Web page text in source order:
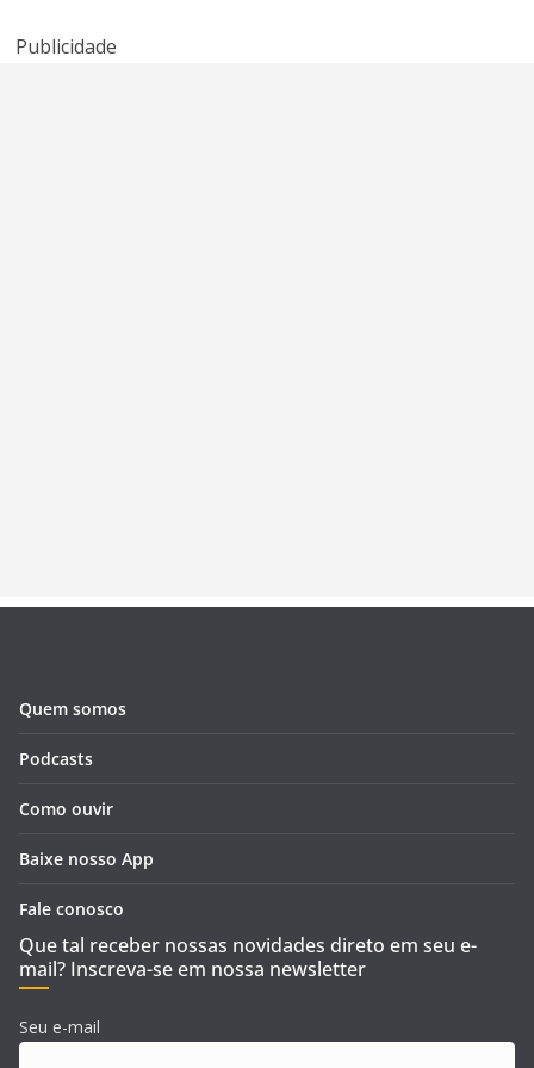
Publicidade
Quem somos
Podcasts
Como ouvir
Baixe nosso App
Fale conosco
Que tal receber nossas novidades direto em seu e-
mail? Inscreva-se em nossa newsletter
Seu e-mail